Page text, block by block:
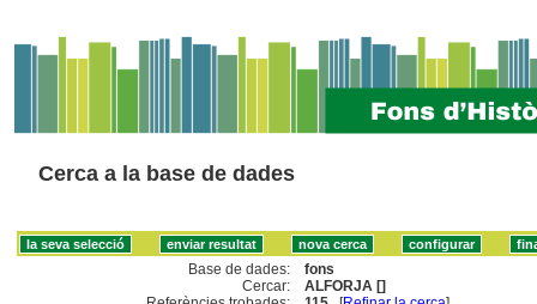
Cerca a la base de dades
Base de dades:
fons
Cercar:
ALFORJA []